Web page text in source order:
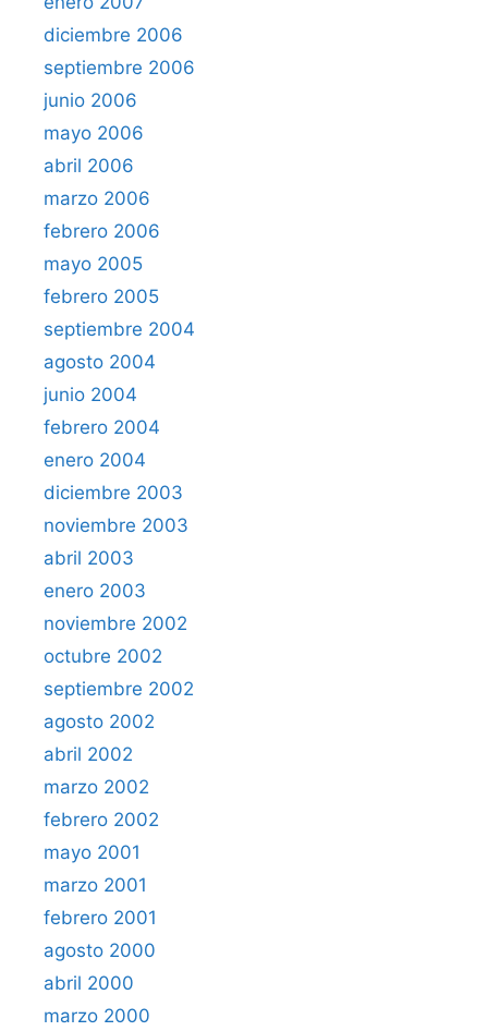
diciembre 2006
septiembre 2006
junio 2006
mayo 2006
abril 2006
marzo 2006
febrero 2006
mayo 2005
febrero 2005
septiembre 2004
agosto 2004
junio 2004
febrero 2004
enero 2004
diciembre 2003
noviembre 2003
abril 2003
enero 2003
noviembre 2002
octubre 2002
septiembre 2002
agosto 2002
abril 2002
marzo 2002
febrero 2002
mayo 2001
marzo 2001
febrero 2001
agosto 2000
abril 2000
marzo 2000